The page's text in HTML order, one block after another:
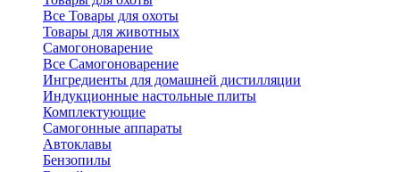
Все Товары для охоты
Товары для животных
Самогоноварение
Все Самогоноварение
Ингредиенты для домашней дистилляции
Индукционные настольные плиты
Комплектующие
Самогонные аппараты
Автоклавы
Бензопилы